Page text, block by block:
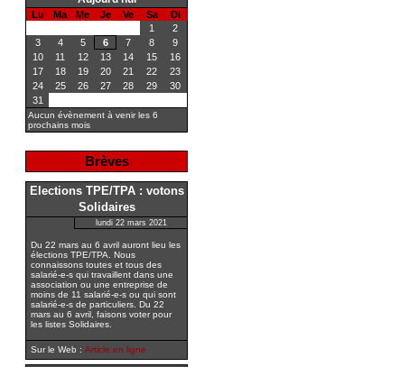
Lu Ma Me Je Ve Sa
Di
1
2
3
4 5 6 7 8
9
10
11 12 13 14 15
16
17
18 19 20 21 22
23
24
25 26 27 28 29
30
31
Aucun évènement à venir les 6
prochains mois
Brèves
Elections TPE/TPA : votons
Solidaires
lundi 22 mars 2021
Du 22 mars au 6 avril auront lieu les
élections TPE/TPA. Nous
connaissons toutes et tous des
salarié-e-s qui travaillent dans une
association ou une entreprise de
moins de 11 salarié-e-s ou qui sont
salarié-e-s de particuliers. Du 22
mars au 6 avril, faisons voter pour
les listes Solidaires.
Sur le Web : Article en ligne